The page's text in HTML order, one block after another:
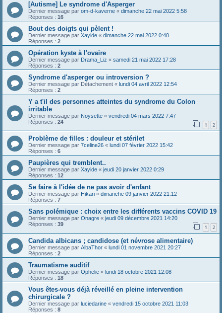
[Autisme] Le syndrome d'Asperger
Dernier message par om-d-kaverne « dimanche 22 mai 2022 5:58
Réponses : 16
Bout des doigts qui pèlent !
Dernier message par Xayide « dimanche 22 mai 2022 0:40
Réponses : 2
Opération kyste à l'ovaire
Dernier message par Drama_Liz « samedi 21 mai 2022 17:28
Réponses : 2
Syndrome d'asperger ou introversion ?
Dernier message par Détachement « lundi 04 avril 2022 12:54
Réponses : 2
Y a t'il des personnes atteintes du syndrome du Colon
irritable
Dernier message par Noysette « vendredi 04 mars 2022 7:47
Réponses : 24 1 2
Problème de filles : douleur et stérilet
Dernier message par 7celine26 « lundi 07 février 2022 15:42
Réponses : 6
Paupières qui tremblent..
Dernier message par Xayide « jeudi 20 janvier 2022 0:29
Réponses : 12
Se faire à l'idée de ne pas avoir d'enfant
Dernier message par Hikari « dimanche 09 janvier 2022 21:12
Réponses : 7
Sans polémique : choix entre les différents vaccins COVID 19
Dernier message par Onagre « jeudi 09 décembre 2021 14:20
Réponses : 39 1 2
Candida albicans ; candidose (et névrose alimentaire)
Dernier message par AlbaThor « lundi 01 novembre 2021 20:27
Réponses : 2
Traumatisme auditif
Dernier message par Ophelie « lundi 18 octobre 2021 12:08
Réponses : 18
Vous êtes-vous déjà réveillé en pleine intervention
chirurgicale ?
Dernier message par luciedarine « vendredi 15 octobre 2021 11:03
Réponses : 8